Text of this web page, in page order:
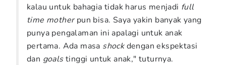
kalau untuk bahagia tidak harus menjadi full
time motherpun bisa. Saya yakin banyak yang
punya pengalaman ini apalagi untuk anak
pertama. Ada masa shockdengan ekspektasi
dan goalstinggi untuk anak," tuturnya.